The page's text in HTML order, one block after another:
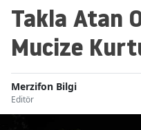
Takla Atan
Mucize
Merzifon Bilgi
Editör